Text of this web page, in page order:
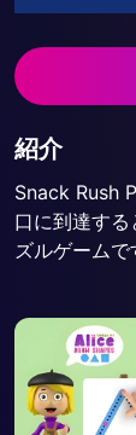
紹介
Snack Rush
口に到達す
ズルゲームで